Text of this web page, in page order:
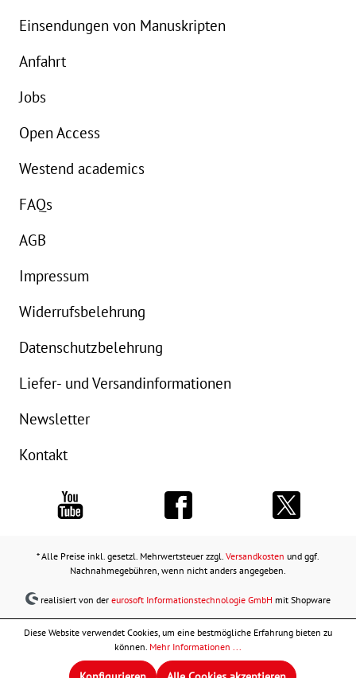
Einsendungen von Manuskripten
Anfahrt
Jobs
Open Access
Westend academics
FAQs
AGB
Impressum
Widerrufsbelehrung
Datenschutzbelehrung
Liefer- und Versandinformationen
Newsletter
Kontakt
* Alle Preise inkl. gesetzl. Mehrwertsteuer zzgl. Versandkosten und ggf.
Nachnahmegebühren, wenn nicht anders angegeben.
realisiert von dereurosoft Informationstechnologie GmbH mit Shopware
Diese Website verwendet Cookies, um eine bestmögliche Erfahrung bieten zu
können. Mehr Informationen ...